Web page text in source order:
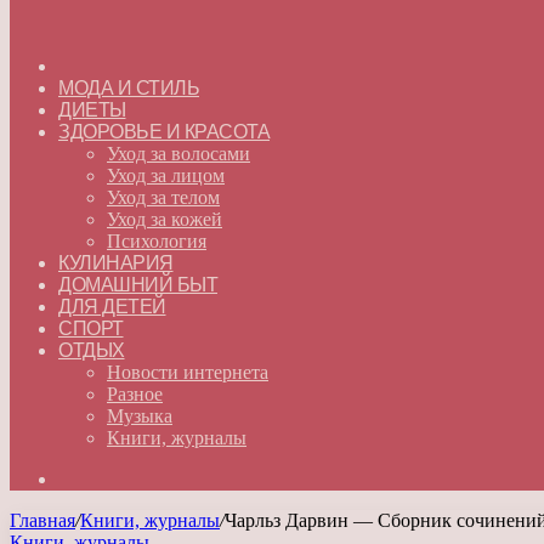
МОДА И СТИЛЬ
ДИЕТЫ
ЗДОРОВЬЕ И КРАСОТА
Уход за волосами
Уход за лицом
Уход за телом
Уход за кожей
Психология
КУЛИНАРИЯ
ДОМАШНИЙ БЫТ
ДЛЯ ДЕТЕЙ
СПОРТ
ОТДЫХ
Новости интернета
Разное
Музыка
Книги, журналы
Главная/Книги, журналы/Чарльз Дарвин — Сборник